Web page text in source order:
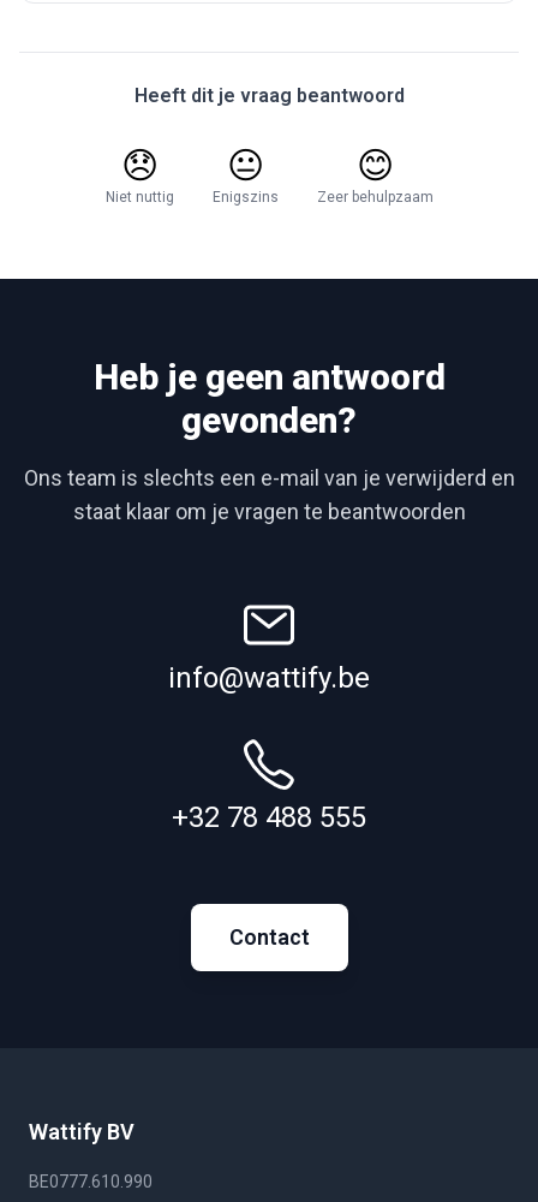
Heeft dit je vraag beantwoord
😞
Niet nuttig
😐
Enigszins
😊
Zeer behulpzaam
Heb je geen antwoord
gevonden?
Ons team is slechts een e-mail van je verwijderd en
staat klaar om je vragen te beantwoorden
info@wattify.be
+32 78 488 555
Contact
Wattify BV
BE0777.610.990